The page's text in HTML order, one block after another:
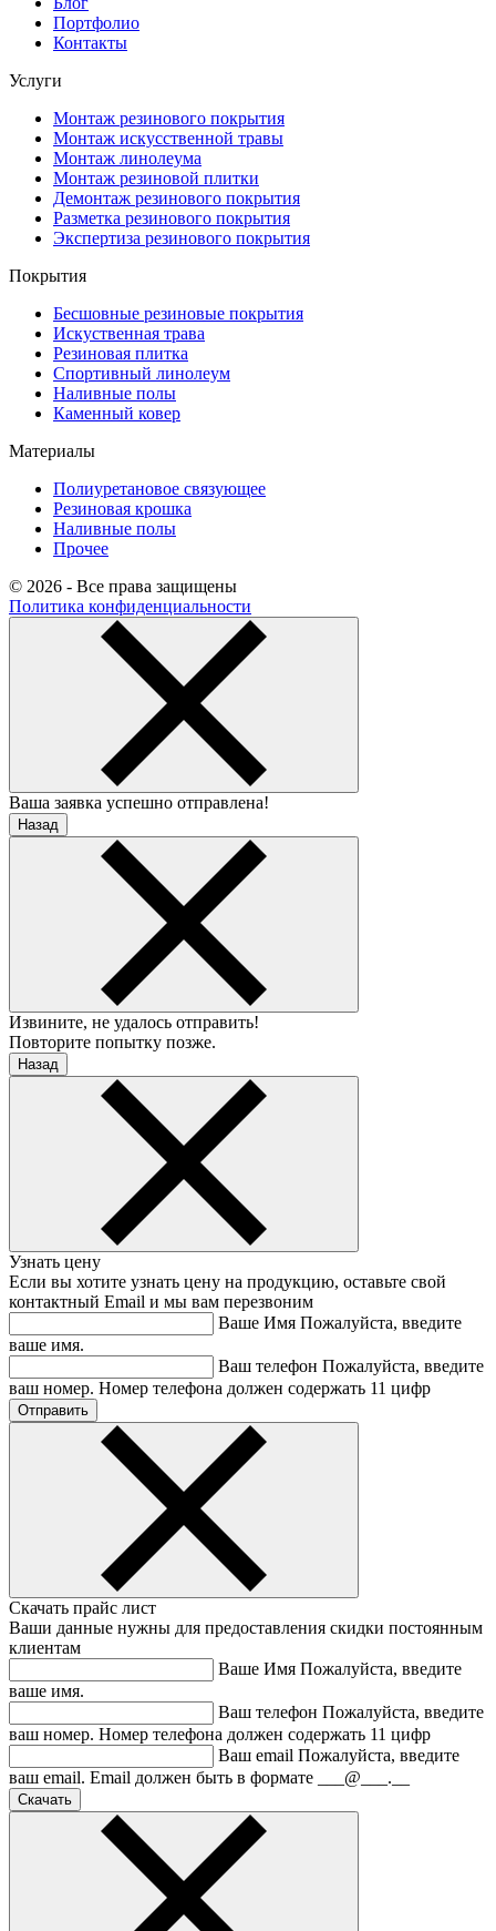
Портфолио
Контакты
Услуги
Монтаж резинового покрытия
Монтаж искусственной травы
Монтаж линолеума
Монтаж резиновой плитки
Демонтаж резинового покрытия
Разметка резинового покрытия
Экспертиза резинового покрытия
Покрытия
Бесшовные резиновые покрытия
Искуственная трава
Резиновая плитка
Спортивный линолеум
Наливные полы
Каменный ковер
Материалы
Полиуретановое связующее
Резиновая крошка
Наливные полы
Прочее
© 2026 - Все права защищены
Политика конфиденциальности
Ваша заявка успешно отправлена!
Назад
Извините, не удалось отправить!
Повторите попытку позже.
Назад
Узнать цену
Если вы хотите узнать цену на продукцию, оставьте свой
контактный Email и мы вам перезвоним
Ваше Имя Пожалуйста, введите
ваше имя.
Ваш телефон Пожалуйста, введите
ваш номер. Номер телефона должен содержать 11 цифр
Скачать прайс лист
Ваши данные нужны для предоставления скидки постоянным
клиентам
Ваше Имя Пожалуйста, введите
ваше имя.
Ваш телефон Пожалуйста, введите
ваш номер. Номер телефона должен содержать 11 цифр
Ваш email Пожалуйста, введите
ваш email. Email должен быть в формате ___@___.__